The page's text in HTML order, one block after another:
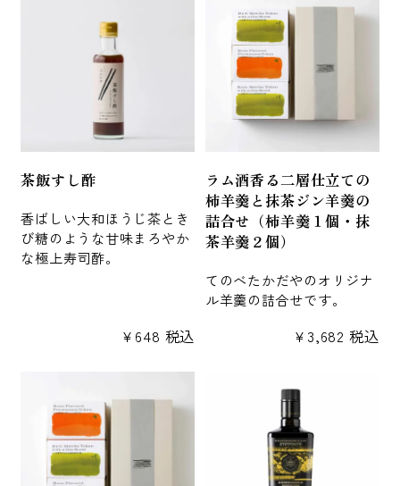
茶飯すし酢
香ばしい大和ほうじ茶とき
び糖のような甘味まろやか
な極上寿司酢。
¥ 648 税込
ラム酒香る二層仕立ての
柿羊羹と抹茶ジン羊羹の
詰合せ（柿羊羹１個・抹
茶羊羹２個）
てのべたかだやのオリジナ
ル羊羹の詰合せです。
¥ 3,682 税込